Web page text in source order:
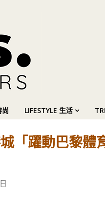
尚 LIFESTYLE 生活
「躍動巴黎